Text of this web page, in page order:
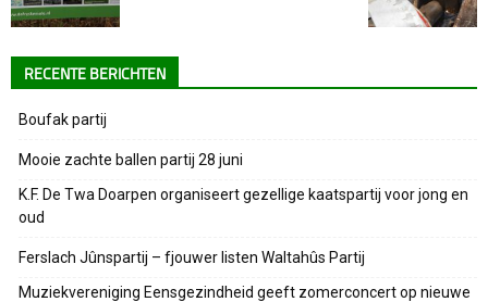
RECENTE BERICHTEN
Boufak partij
Mooie zachte ballen partij 28 juni
K.F. De Twa Doarpen organiseert gezellige kaatspartij voor jong en
oud
Ferslach Jûnspartij – fjouwer listen Waltahûs Partij
Muziekvereniging Eensgezindheid geeft zomerconcert op nieuwe